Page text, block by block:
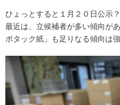
ひょっとすると１月２０日公示
最近は、立候補者が多い傾向が
ポタック紙」も足りなる傾向は強